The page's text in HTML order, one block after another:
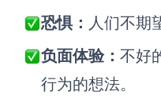
恐惧： 人们不期
负面体验： 不好
行为的想法。